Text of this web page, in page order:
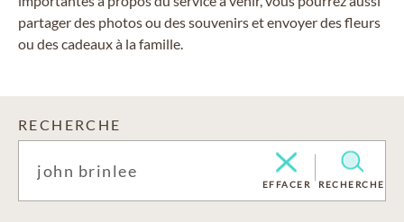
partager des photos ou des souvenirs et envoyer des fleurs
ou des cadeaux à la famille.
RECHERCHE
EFFACER RECHERCHE